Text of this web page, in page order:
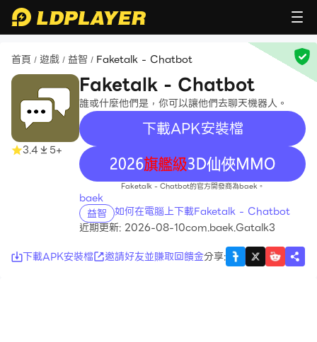
首頁 / 遊戲 / 益智 / Faketalk - Chatbot
3.4 5+
Faketalk - Chatbot
誰或什麼他們是，你可以讓他們去聊天機器人。
下載APK安裝檔
recommend
Faketalk - Chatbot的官方開發商為baek。
baek
益智 如何在電腦上下載Faketalk - Chatbot
近期更新: 2026-08-10com.baek.Gatalk3
下載APK安裝檔
邀請好友並賺取回饋金分享: